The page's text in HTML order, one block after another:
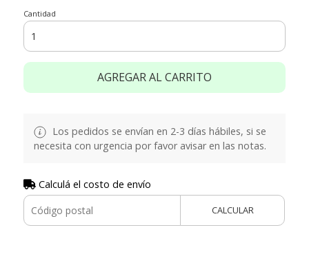
Cantidad
AGREGAR AL CARRITO
Los pedidos se envían en 2-3 días hábiles, si se
necesita con urgencia por favor avisar en las notas.
Calculá el costo de envío
CALCULAR